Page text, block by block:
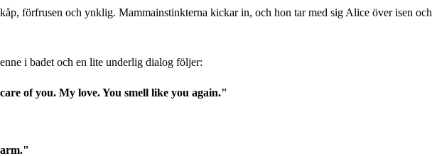
förfrusen och ynklig. Mammainstinkterna kickar in, och hon tar med sig Alice över isen och
i badet och en lite underlig dialog följer:
of you. My love. You smell like you again."